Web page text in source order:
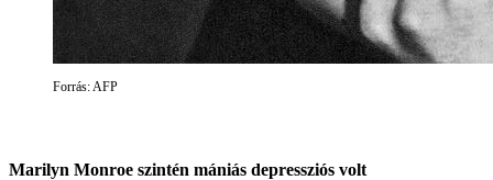
Forrás: AFP
Marilyn Monroe szintén mániás depressziós volt